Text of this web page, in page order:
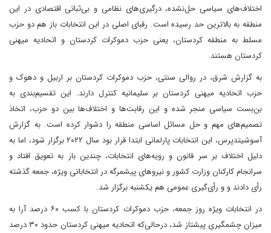
اختلاف‌های سیاسی حل‌نشده، درگیری‌های نظامی و بی‌ثباتی اقتصادی در این
منطقه به بالاترین حد رسیده است. رقبای اصلی در این انتخابات باز هم دو حزب
مسلط به منطقه کردستان، یعنی حزب دموکرات کردستان و اتحادیه میهنی
کردستان‌ هستند.
به گزارش شرق، در روالی سنتی، حزب دموکرات کردستان بر اربیل و دهوک و
حزب اتحادیه میهنی کردستان بر سلیمانیه کنترل دارند. این تقسیم‌بندی به
بن‌بست سیاسی منجر شده و این رقابت‌ها و اختلاف‌ها بین دو حزب، اتخاذ
تصمیم‌های مهم و حل مسائل اساسی منطقه را دشوار کرده است. به گزارش
آسوشیتدپرس، این انتخابات پارلمانی ابتدا قرار بود سال ۲۰۲۲ برگزار شود، اما به
دلیل اختلاف بر سر قانون و رویه‌های انتخابات، چندین‌ بار به تعویق افتاد و
سرانجام کارکنان وزارت کشور و نیروهای پیشمرگه در انتخاباتی ویژه، جمعه گذشته
رأی دادند و و رأی‌گیری عمومی هم یکشنبه برگزار شد.
در انتخابات ویژه روز جمعه، حزب دموکرات کردستان با کسب ۶۰ درصد آرا به
میزان چشمگیری پیشتاز شد، در‌حالی‌که اتحادیه میهنی کردستان حدود ۳۰ درصد